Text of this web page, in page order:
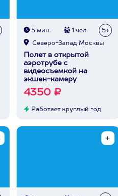
5 мин. 1 чел 5+
Северо-Запад Москвы
Полет в открытой
аэротрубе с
видеосъемкой на
экшен-камеру
4350 ₽
Работает круглый год